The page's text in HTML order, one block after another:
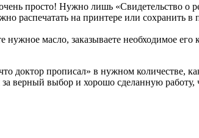
просто! Нужно лишь «Свидетельство о
распечатать на принтере или сохранить в
нужное масло, заказываете необходимое
доктор прописал» в нужном количестве,
верный выбор и хорошо сделанную работу,